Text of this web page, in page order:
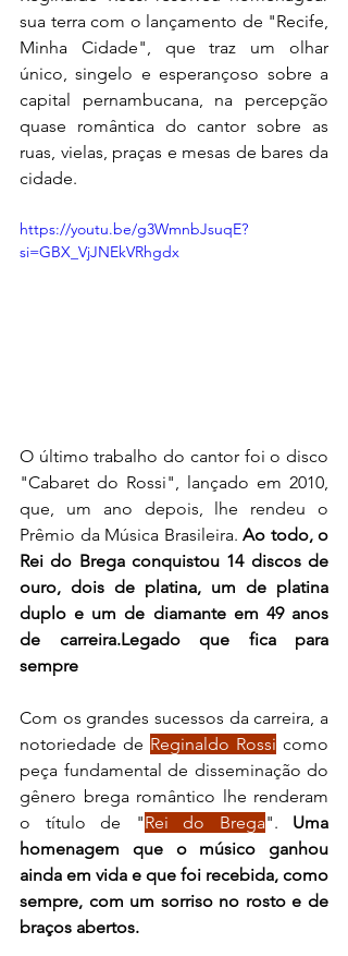
sua terra com o lançamento de "Recife,
Minha Cidade", que traz um olhar
único, singelo e esperançoso sobre a
capital pernambucana, na percepção
quase romântica do cantor sobre as
ruas, vielas, praças e mesas de bares da
cidade.
https://youtu.be/g3WmnbJsuqE?
si=GBX_VjJNEkVRhgdx
O último trabalho do cantor foi o disco
"Cabaret do Rossi", lançado em 2010,
que, um ano depois, lhe rendeu o
Prêmio da Música Brasileira. Ao todo, o
Rei do Brega conquistou 14 discos de
ouro, dois de platina, um de platina
duplo e um de diamante em 49 anos
de carreira.Legado que fica para
sempre
Com os grandes sucessos da carreira, a
notoriedade de Reginaldo Rossi como
peça fundamental de disseminação do
gênero brega romântico lhe renderam
o título de "Rei do Brega". Uma
homenagem que o músico ganhou
ainda em vida e que foi recebida, como
sempre, com um sorriso no rosto e de
braços abertos.